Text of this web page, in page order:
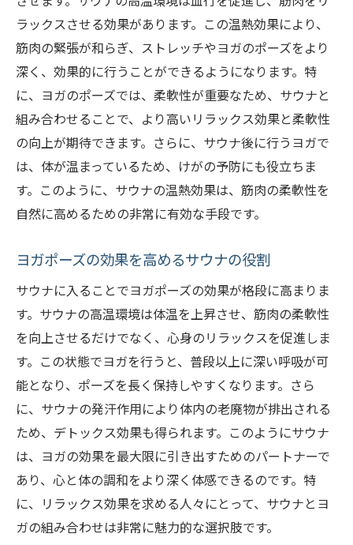
ラックスさせる効果があります。この温熱効果により、
筋肉の緊張が和らぎ、ストレッチやヨガのポーズをより
深く、効果的に行うことができるようになります。特
に、ヨガのポーズでは、柔軟性が重要なため、サウナと
組み合わせることで、より高いリラックス効果と柔軟性
の向上が期待できます。さらに、サウナ後に行うヨガで
は、体が温まっているため、けがの予防にも役立ちま
す。このように、サウナの温熱効果は、筋肉の柔軟性を
自然に高めるための非常に有効な手段です。
ヨガポーズの効果を高めるサウナの役割
サウナに入ることでヨガポーズの効果が格段に高まりま
す。サウナの高温環境は体温を上昇させ、筋肉の柔軟性
を向上させるだけでなく、心身のリラックスを促進しま
す。この状態でヨガを行うと、普段以上に深い呼吸が可
能となり、ポーズを長く保持しやすくなります。さら
に、サウナの発汗作用により体内の老廃物が排出される
ため、デトックス効果も得られます。このようにサウナ
は、ヨガの効果を最大限に引き出すためのパートナーで
あり、心と体の調和をより深く体感できるのです。特
に、リラックス効果を求める人々にとって、サウナとヨ
ガの組み合わせは非常に魅力的な選択肢です。